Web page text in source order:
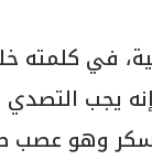
في كلمته
يجب
وهو عصب